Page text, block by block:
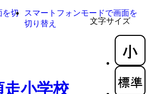
文字サイズ
を切
スマートフォンモードで画面を
切り替え
小学校